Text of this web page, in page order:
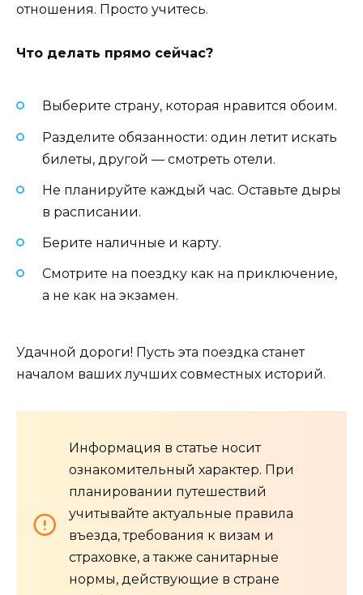
отношения. Просто учитесь.
Что делать прямо сейчас?
Выберите страну, которая нравится обоим.
Разделите обязанности: один летит искать
билеты, другой — смотреть отели.
Не планируйте каждый час. Оставьте дыры
в расписании.
Берите наличные и карту.
Смотрите на поездку как на приключение,
а не как на экзамен.
Удачной дороги! Пусть эта поездка станет
началом ваших лучших совместных историй.
Информация в статье носит
ознакомительный характер. При
планировании путешествий
учитывайте актуальные правила
въезда, требования к визам и
страховке, а также санитарные
нормы, действующие в стране